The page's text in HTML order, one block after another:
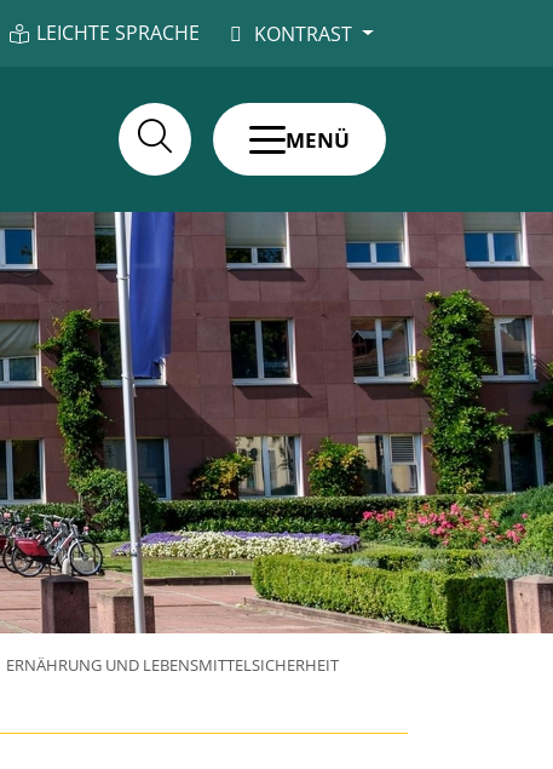
LEICHTE SPRACHE KONTRAST
MENÜ
ERNÄHRUNG UND LEBENSMITTELSICHERHEIT